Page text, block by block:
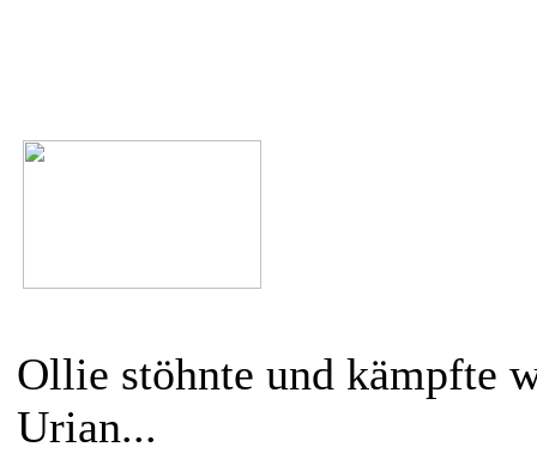
Ollie stöhnte und kämpfte
Urian...